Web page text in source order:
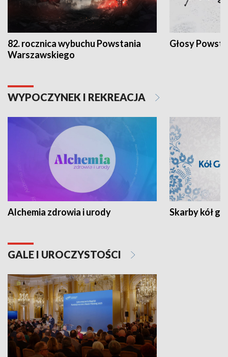
82. rocznica wybuchu Powstania
Warszawskiego
Głosy
WYPOCZYNEK I REKREACJA
Alchemia zdrowia i urody Skarby kół
GALE I UROCZYSTOŚCI